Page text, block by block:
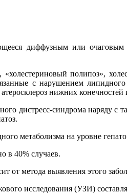
диффузным или
полипоз»,
с нарушением
нижних
дистресс-синдрома наряду с
метаболизма на уровне
в 40% случаев.
от метода выявления этого
исследования (УЗИ)